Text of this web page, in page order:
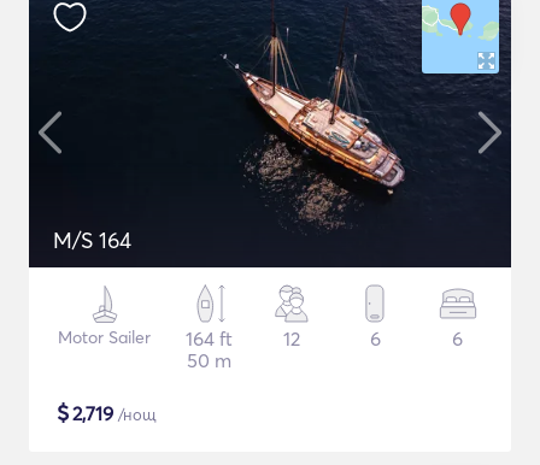
M/S 164
Motor Sailer
164 ft
50 m
12 6 6
$2,719 /нощ